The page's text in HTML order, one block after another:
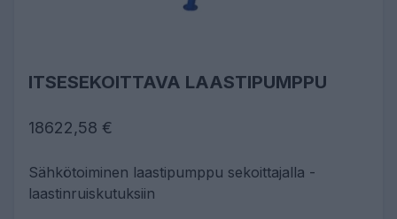
ITSESEKOITTAVA LAASTIPUMPPU
18622,58 €
Sähkötoiminen laastipumppu sekoittajalla -
laastinruiskutuksiin